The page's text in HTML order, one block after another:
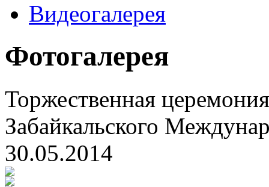
Видеогалерея
Фотогалерея
Торжественная
Забайкальского
30.05.2014